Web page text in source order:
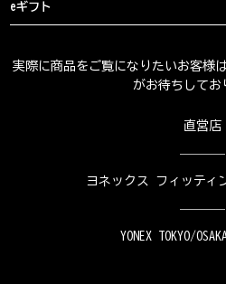
eギフト
実際に商品をご覧になりたいお客様
がお待ちしてお
直営店
ヨネックス フィッティ
YONEX TOKYO/